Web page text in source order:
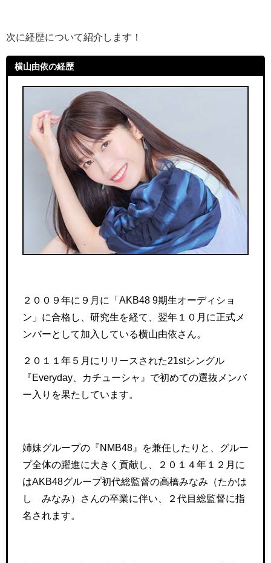
次に経歴について紹介します！
横山由依の経歴
２００９年に９月に「AKB48 9期生オーディショ
ン」に合格し、研究生を経て、翌年１０月に正式メ
ンバーとして加入している横山由依さん。
２０１１年５月にリリースされた21stシングル
『Everyday、カチューシャ』で初めての選抜メンバ
ー入りを果たしています。
姉妹グループの 『NMB48』
を兼任したりと、グルー
プ全体の躍進に大きく貢献し、２０１４年１２月に
はAKB48グループ初代総監督の高橋みなみ（たかは
し みなみ）
さんの卒業に伴い、２代目総監督に指
名されます。